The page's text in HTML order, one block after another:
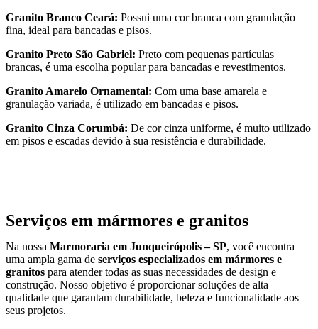
Granito Branco Ceará: Possui uma cor branca com granulação
fina, ideal para bancadas e pisos.
Granito Preto São Gabriel: Preto com pequenas partículas
brancas, é uma escolha popular para bancadas e revestimentos.
Granito Amarelo Ornamental: Com uma base amarela e
granulação variada, é utilizado em bancadas e pisos.
Granito Cinza Corumbá: De cor cinza uniforme, é muito utilizado
em pisos e escadas devido à sua resistência e durabilidade.
Serviços em mármores e granitos
Na nossa Marmoraria em Junqueirópolis – SP, você encontra
uma ampla gama de serviços especializados em mármores e
granitos para atender todas as suas necessidades de design e
construção. Nosso objetivo é proporcionar soluções de alta
qualidade que garantam durabilidade, beleza e funcionalidade aos
seus projetos.